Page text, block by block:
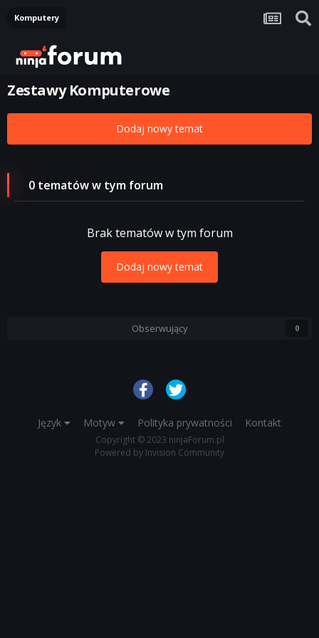
Komputery
Zestawy Komputerowe
Dodaj nowy temat
0 tematów w tym forum
Brak tematów w tym forum
Dodaj nowy temat
Obserwujący 0
Język Motyw Polityka prywatności Kontakt
Copyright © 2023 ninjaForum.pl
Powered by Invision Community